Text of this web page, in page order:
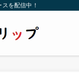
を配信中！